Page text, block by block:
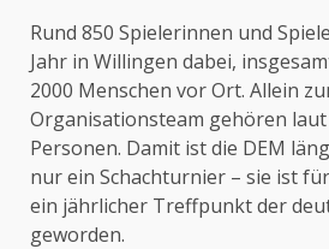
Rund 850 Spielerinnen und
Jahr in Willingen dabei,
2000 Menschen vor Ort. Allein
Organisationsteam gehören
Personen. Damit ist die DEM
nur ein Schachturnier – sie ist
ein jährlicher Treffpunkt der
geworden.